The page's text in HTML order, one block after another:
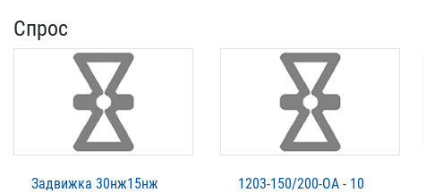
Спрос
Задвижка 30нж15нж
1203-150/200-ОА - 10